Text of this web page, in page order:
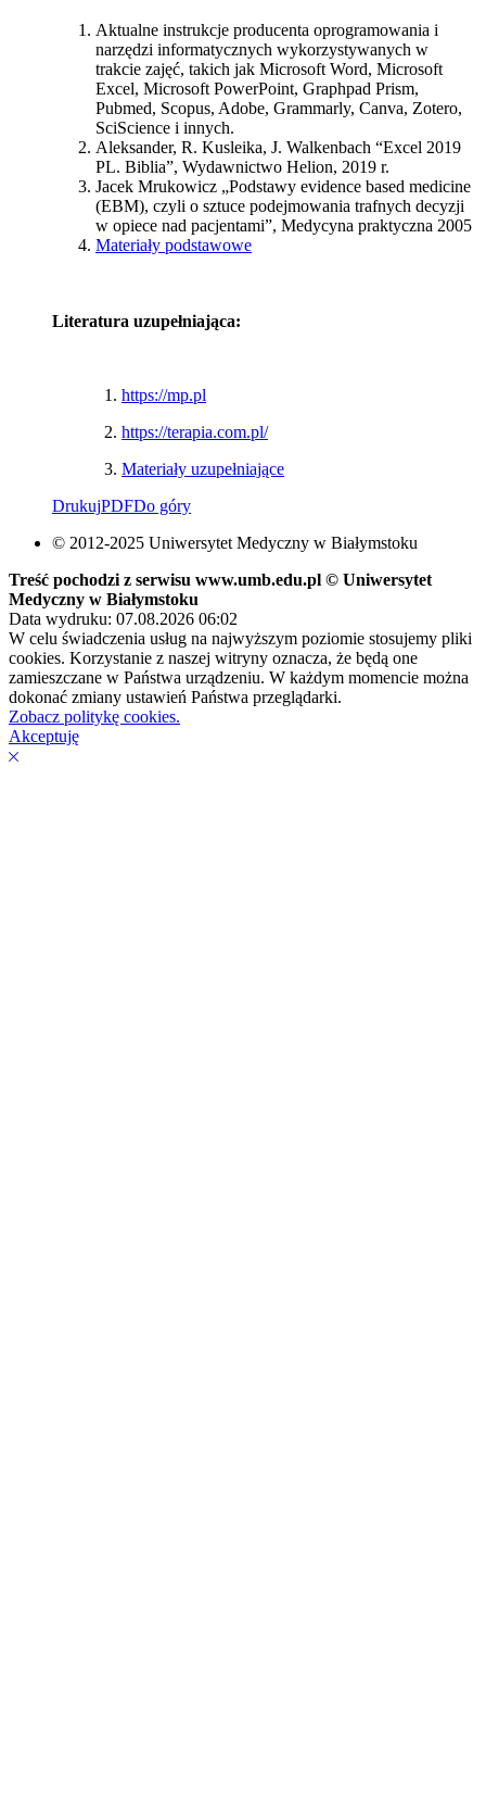
Aktualne instrukcje producenta oprogramowania i
narzędzi informatycznych wykorzystywanych w
trakcie zajęć, takich jak Microsoft Word, Microsoft
Excel, Microsoft PowerPoint, Graphpad Prism,
Pubmed, Scopus, Adobe, Grammarly, Canva, Zotero,
SciScience i innych.
Aleksander, R. Kusleika, J. Walkenbach “Excel 2019
PL. Biblia”, Wydawnictwo Helion, 2019 r.
Jacek Mrukowicz „Podstawy evidence based medicine
(EBM), czyli o sztuce podejmowania trafnych decyzji
w opiece nad pacjentami”, Medycyna praktyczna 2005
Materiały podstawowe
Literatura uzupełniająca:
1. https://mp.pl
2. https://terapia.com.pl/
3. Materiały uzupełniające
DrukujPDFDo góry
© 2012-2025 Uniwersytet Medyczny w Białymstoku
Treść pochodzi z serwisu www.umb.edu.pl © Uniwersytet
Medyczny w Białymstoku
Data wydruku: 07.08.2026 06:02
W celu świadczenia usług na najwyższym poziomie stosujemy pliki
cookies. Korzystanie z naszej witryny oznacza, że będą one
zamieszczane w Państwa urządzeniu. W każdym momencie można
dokonać zmiany ustawień Państwa przeglądarki.
Zobacz politykę cookies.
Akceptuję